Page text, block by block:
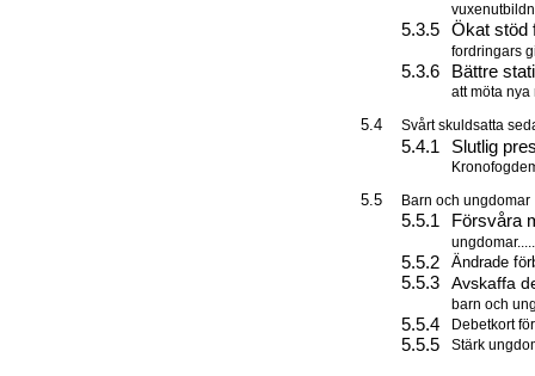
5.3.5 Ökat stöd
fordringars
5.3.6 Bättre
att möta nya
5.4 Svårt skuldsatta
5.4.1 Slutlig
5.5 Barn och ungdomar
5.5.1 Försvåra
5.5.2 Ändrade
5.5.3 Avskaffa
barn och
5.5.4 Debetkort
5.5.5 Stärk